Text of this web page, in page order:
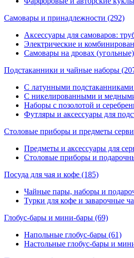
Самовары и принадлежности (292)
Аксессуары для самоваров:
Электрические и
Самовары на дровах
Подстаканники и чайные наборы
С латунными
С никелированными и
Наборы с позолотой и
Футляры и аксессуары для
Столовые приборы и предметы
Предметы и аксессуары для
Столовые приборы и
Посуда для чая и кофе (185)
Чайные пары, наборы и
Турки для кофе и заварочные
Глобус-бары и мини-бары (69)
Напольные глобус-бары (61)
Настольные глобус-бары и